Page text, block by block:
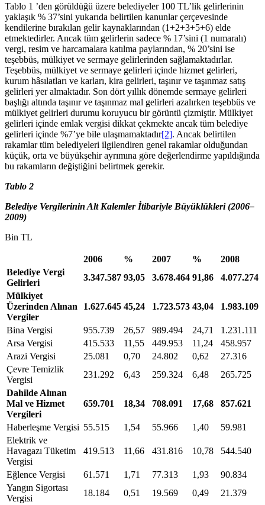
Tablo 1 ’den görüldüğü üzere belediyeler 100 TL’lik gelirlerinin
yaklaşık % 37’sini yukarıda belirtilen kanunlar çerçevesinde
kendilerine bırakılan gelir kaynaklarından (1+2+3+5+6) elde
etmektedirler. Ancak tüm gelirlerin sadece % 17’sini (1 numaralı)
vergi, resim ve harcamalara katılma paylarından, % 20’sini ise
teşebbüs, mülkiyet ve sermaye gelirlerinden sağlamaktadırlar.
Teşebbüs, mülkiyet ve sermaye gelirleri içinde hizmet gelirleri,
kurum hâsılatları ve karları, kira gelirleri, taşınır ve taşınmaz satış
gelirleri yer almaktadır. Son dört yıllık dönemde sermaye gelirleri
başlığı altında taşınır ve taşınmaz mal gelirleri azalırken teşebbüs ve
mülkiyet gelirleri durumu koruyucu bir görüntü çizmiştir. Mülkiyet
gelirleri içinde emlak vergisi dikkat çekmekte ancak tüm belediye
gelirleri içinde %7’ye bile ulaşmamaktadır[2]. Ancak belirtilen
rakamlar tüm belediyeleri ilgilendiren genel rakamlar olduğundan
küçük, orta ve büyükşehir ayrımına göre değerlendirme yapıldığında
bu rakamların değiştiğini belirtmek gerekir.
Tablo 2
Belediye Vergilerinin Alt Kalemler İtibariyle Büyüklükleri (2006–
2009)
Bin TL
2006 % 2007 % 2008
Belediye Vergi
Gelirleri
3.347.587 93,05 3.678.464 91,86 4.077.274
Mülkiyet
Üzerinden Alınan
Vergiler
1.627.645 45,24 1.723.573 43,04 1.983.109
Bina Vergisi 955.739 26,57 989.494 24,71 1.231.111
Arsa Vergisi
415.533 11,55 449.953 11,24 458.957
Arazi Vergisi
25.081 0,70 24.802 0,62 27.316
Çevre Temizlik
Vergisi
231.292 6,43 259.324 6,48 265.725
Dahilde Alınan
Mal ve Hizmet
Vergileri
659.701 18,34 708.091 17,68 857.621
Haberleşme Vergisi 55.515 1,54 55.966 1,40 59.981
Elektrik ve
Havagazı Tüketim
Vergisi
419.513 11,66 431.816 10,78 544.540
Eğlence Vergisi 61.571 1,71 77.313 1,93 90.834
Yangın Sigortası
Vergisi
18.184 0,51 19.569 0,49 21.379